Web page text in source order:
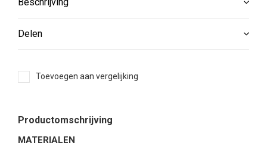
Delen
Toevoegen aan vergelijking
Productomschrijving
MATERIALEN